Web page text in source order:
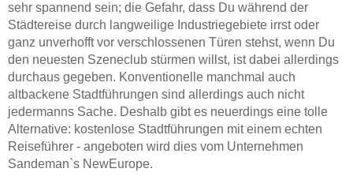
sehr spannend sein; die Gefahr, dass Du während der
Städtereise durch langweilige Industriegebiete irrst oder
ganz unverhofft vor verschlossenen Türen stehst, wenn Du
den neuesten Szeneclub stürmen willst, ist dabei allerdings
durchaus gegeben. Konventionelle manchmal auch
altbackene Stadtführungen sind allerdings auch nicht
jedermanns Sache. Deshalb gibt es neuerdings eine tolle
Alternative: kostenlose Stadtführungen mit einem echten
Reiseführer - angeboten wird dies vom Unternehmen
Sandeman`s NewEurope.